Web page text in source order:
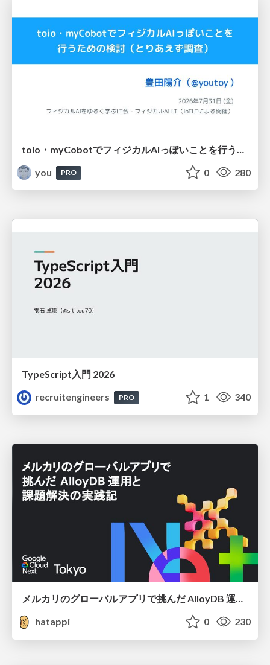
you
PRO 0 280
TypeScript入門 2026
recruitengineers
PRO 1 340
メルカリのグローバルアプリで挑んだ AlloyDB 運用と課題解決の実践記
hatappi
0 230